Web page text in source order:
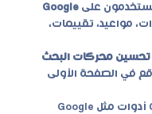
على Google
مواعيد، تقييمات،
تحسين محركات البحث
في الصفحة الأولى
يوفر Google أدوات مثل Google